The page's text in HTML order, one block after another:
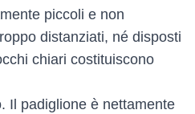
piccoli e non
distanziati, né disposti
chiari costituiscono
Il padiglione è nettamente